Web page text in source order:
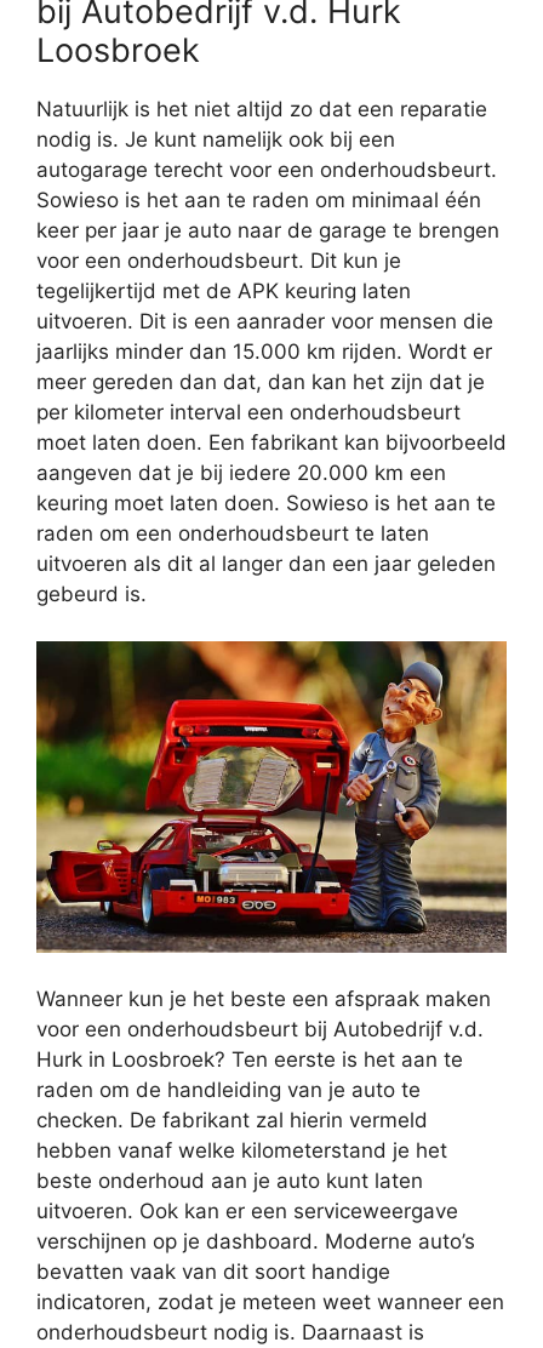
bij Autobedrijf v.d. Hurk
Loosbroek
Natuurlijk is het niet altijd zo dat een reparatie
nodig is. Je kunt namelijk ook bij een
autogarage terecht voor een onderhoudsbeurt.
Sowieso is het aan te raden om minimaal één
keer per jaar je auto naar de garage te brengen
voor een onderhoudsbeurt. Dit kun je
tegelijkertijd met de APK keuring laten
uitvoeren. Dit is een aanrader voor mensen die
jaarlijks minder dan 15.000 km rijden. Wordt er
meer gereden dan dat, dan kan het zijn dat je
per kilometer interval een onderhoudsbeurt
moet laten doen. Een fabrikant kan bijvoorbeeld
aangeven dat je bij iedere 20.000 km een
keuring moet laten doen. Sowieso is het aan te
raden om een onderhoudsbeurt te laten
uitvoeren als dit al langer dan een jaar geleden
gebeurd is.
Wanneer kun je het beste een afspraak maken
voor een onderhoudsbeurt bij Autobedrijf v.d.
Hurk in Loosbroek? Ten eerste is het aan te
raden om de handleiding van je auto te
checken. De fabrikant zal hierin vermeld
hebben vanaf welke kilometerstand je het
beste onderhoud aan je auto kunt laten
uitvoeren. Ook kan er een serviceweergave
verschijnen op je dashboard. Moderne auto’s
bevatten vaak van dit soort handige
indicatoren, zodat je meteen weet wanneer een
onderhoudsbeurt nodig is. Daarnaast is